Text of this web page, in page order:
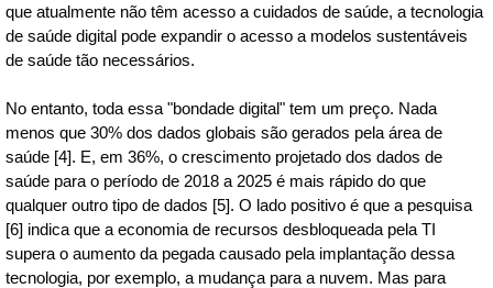
que atualmente não têm acesso a cuidados de saúde, a tecnologia
de saúde digital pode expandir o acesso a modelos sustentáveis
de saúde tão necessários.
No entanto, toda essa "bondade digital" tem um preço. Nada
menos que 30% dos dados globais são gerados pela área de
saúde [4]. E, em 36%, o crescimento projetado dos dados de
saúde para o período de 2018 a 2025 é mais rápido do que
qualquer outro tipo de dados [5]. O lado positivo é que a pesquisa
[6] indica que a economia de recursos desbloqueada pela TI
supera o aumento da pegada causado pela implantação dessa
tecnologia, por exemplo, a mudança para a nuvem. Mas para